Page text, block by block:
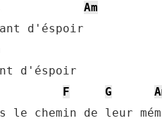
Am
d'éspoir
F G
chemin de leur